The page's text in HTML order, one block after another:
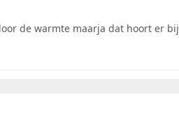
de warmte maarja dat hoort er bij